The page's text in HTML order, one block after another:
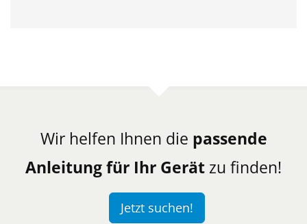
Wir helfen Ihnen die passende
Anleitung für Ihr Gerät zu finden!
Jetzt suchen!